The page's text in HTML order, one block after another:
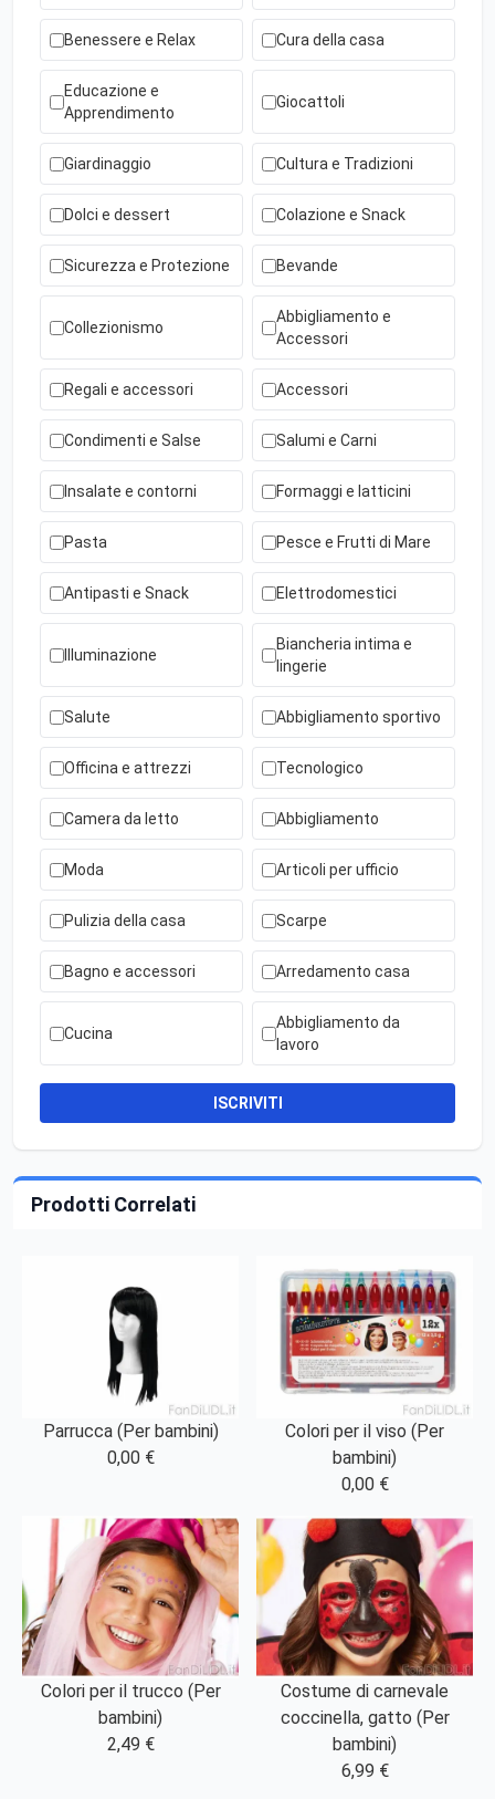
Benessere e Relax Cura della casa
Educazione e
Apprendimento
Giocattoli
Giardinaggio Cultura e Tradizioni
Dolci e dessert Colazione e Snack
Sicurezza e Protezione Bevande
Collezionismo
Abbigliamento e
Accessori
Regali e accessori Accessori
Condimenti e Salse Salumi e Carni
Insalate e contorni Formaggi e latticini
Pasta Pesce e Frutti di Mare
Antipasti e Snack Elettrodomestici
Illuminazione
Biancheria intima e
lingerie
Salute Abbigliamento sportivo
Officina e attrezzi Tecnologico
Camera da letto Abbigliamento
Moda Articoli per ufficio
Pulizia della casa Scarpe
Bagno e accessori Arredamento casa
Cucina
Abbigliamento da
lavoro
ISCRIVITI
Prodotti Correlati
Parrucca (Per bambini)
0,00 €
Colori per il viso (Per
bambini)
0,00 €
Colori per il trucco (Per
bambini)
2,49 €
Costume di carnevale
coccinella, gatto (Per
bambini)
6,99 €